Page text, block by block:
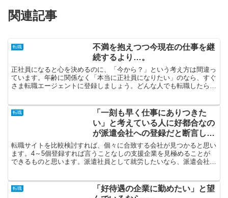
関連記事
転職
不満を抱えつつ今現在の仕事を継
続するより…。
正社員になると心を決めるのに、「今から？」という考え方は間違っ
ています。年齢に関係なく「本当に正社員になりたい」のなら、すぐ
さま転職エージェントに登録しましょう。どんな人でも転職したら希
転職
「一刻も早く仕事にありつきた
い」と考えている人に好都合なの
が派遣会社への登録だと断言しま
す…。
転職サイトを比較検討すれば、個々に合致する会社が見つかると思い
ます。4～5個登録すれば言うことなしの支援企業を見極めることが
できるものと思います。派遣社員として就労したいなら、派遣会社に
転職
「好待遇の企業に勤めたい」と望